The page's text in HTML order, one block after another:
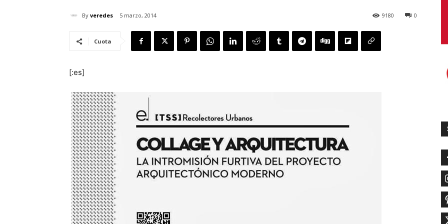
By veredes 5 marzo, 2014 0
9180
Cuota
[:es]